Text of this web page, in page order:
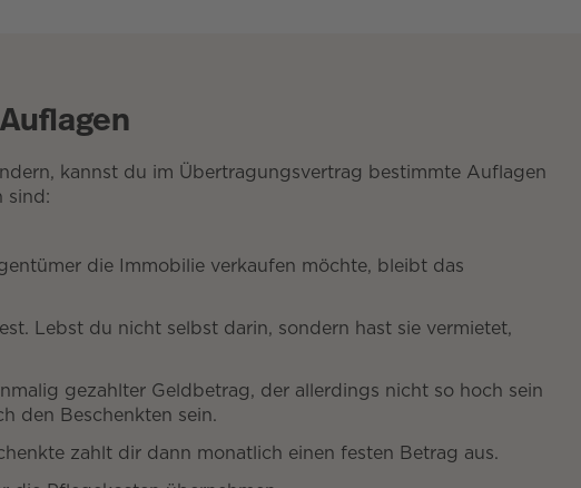
kannst du im Übertragungsvertrag bestimmte Auflagen
sind:
die Immobilie verkaufen möchte, bleibt das
Lebst du nicht selbst darin, sondern hast sie vermietet,
gezahlter Geldbetrag, der allerdings nicht so hoch sein
den Beschenkten sein.
zahlt dir dann monatlich einen festen Betrag aus.